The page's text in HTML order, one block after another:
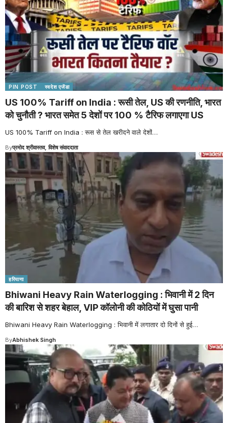
PIN POST स्वदेश एजेंडा
US 100% Tariff on India : रूसी तेल, US की रणनीति, भारत
को चुनौती ? भारत समेत 5 देशों पर 100 % टैरिफ लगाएगा US
US 100% Tariff on India : रूस से तेल खरीदने वाले देशों…
Byप्रमोद श्रीवास्तव, विशेष संवाददाता
हरियाणा
Bhiwani Heavy Rain Waterlogging : भिवानी में 2 दिन
की बारिश से शहर बेहाल, VIP कॉलोनी की कोठियों में घुसा पानी
Bhiwani Heavy Rain Waterlogging : भिवानी में लगातार दो दिनों से हुई…
ByAbhishek Singh